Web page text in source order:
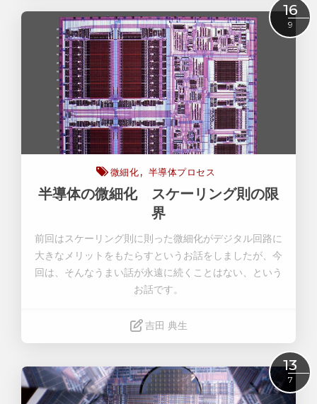
16
9
微細化 半導体プロセス
半導体の微細化 スケーリング則の限
界
前回はスケーリング則に則った微細化がデジタル回路に
大きなメリットをもたらすというお話をしましたが、今
回は、そんなうまい話が永遠に続くことはない、という
お話です。
吉田 典生
13
7